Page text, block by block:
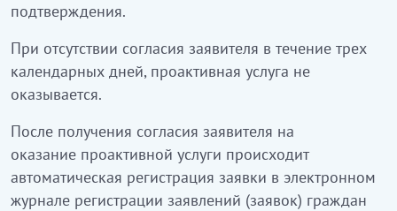
подтверждения.
При отсутствии согласия заявителя в течение трех
календарных дней, проактивная услуга не
оказывается.
После получения согласия заявителя на
оказание проактивной услуги происходит
автоматическая регистрация заявки в электронном
журнале регистрации заявлений (заявок) граждан